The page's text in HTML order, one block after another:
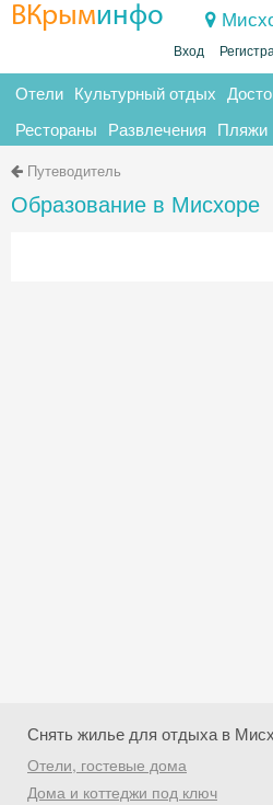
ВКрыминфо
Вход
Отели Культурный отдых
Рестораны Развлечения Пляжи
Путеводитель
Образование в Мисхоре
Снять жилье для отдыха в
Отели, гостевые дома
Дома и коттеджи под ключ